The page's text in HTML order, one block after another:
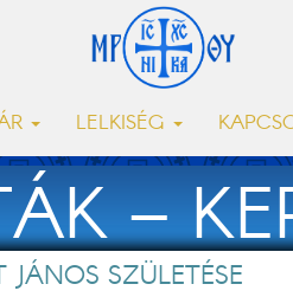
LELKISÉG
–
SZÜLETÉSE